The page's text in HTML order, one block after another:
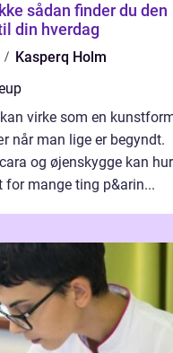
den
din hverdag
Kasperq Holm
virke som en
når man lige er begyndt.
og øjenskygge kan
mange ting p&arin...